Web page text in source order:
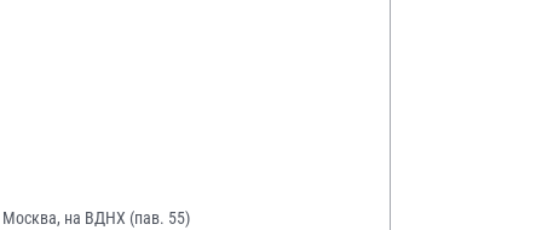
Москва, на ВДНХ (пав. 55)